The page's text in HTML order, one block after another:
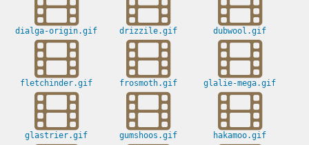
dialga-origin.gif drizzile.gif dubwool.gif
fletchinder.gif frosmoth.gif glalie-mega.gif
glastrier.gif gumshoos.gif hakamoo.gif